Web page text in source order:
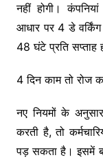
नहीं होगी।
आधार पर 4 डे
48 घंटे प्रति सप्ताह
4 दिन काम तो रोज
नए नियमों के
करती है, तो
पड़ सकता है। इसमें